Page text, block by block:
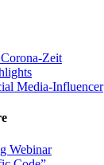
Zeit
Media-Influencer
Webinar